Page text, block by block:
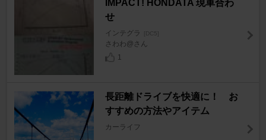
IMPACT! HONDATA 現車合わ
せ
インテグラ [DC5]
さわわ@さん
1
長距離ドライブを快適に！ お
すすめの方法やアイテム
カーライフ